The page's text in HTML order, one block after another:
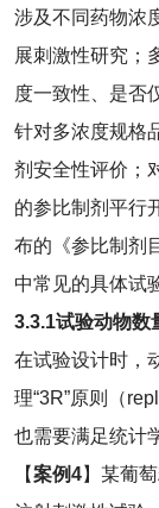
涉及不同药物浓
展刺激性研究；
度一致性、是否
针对多浓度规格
剂安全性评价；
的参比制剂平行
布的《参比制剂
中常见的具体试
3.3.1试验动物数
在试验设计时，
理“3R”原则（
也需要满足统计
【案例4】某葡